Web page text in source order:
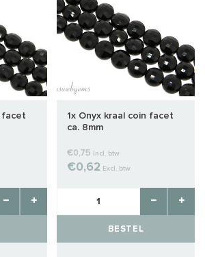
facet
1x Onyx kraal coin facet
ca. 8mm
€0,75 Incl. btw
€0,62 Excl. btw
BESTEL